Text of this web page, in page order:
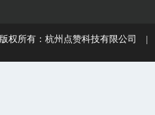
版权所有：杭州点赞科技有限公司